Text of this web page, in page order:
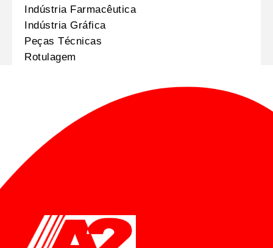
Indústria Farmacêutica
Indústria Gráfica
Peças Técnicas
Rotulagem